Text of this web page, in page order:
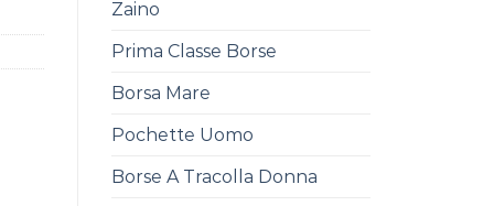
Zaino
Prima Classe Borse
Borsa Mare
Pochette Uomo
Borse A Tracolla Donna